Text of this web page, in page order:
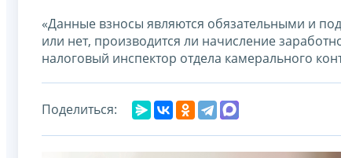
«Данные взносы являются обязательными и
или нет, производится ли начисление
налоговый инспектор отдела камерального
Поделиться: